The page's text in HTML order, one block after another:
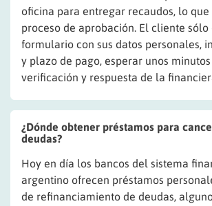
oficina para entregar recaudos, lo
proceso de aprobación. El cliente
formulario con sus datos personales,
y plazo de pago, esperar unos
verificación y respuesta de la
¿Dónde obtener préstamos para
deudas?
Hoy en día los bancos del sistema
argentino ofrecen préstamos
de refinanciamiento de deudas,